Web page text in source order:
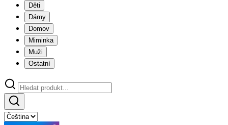
Děti
Dámy
Domov
Miminka
Muži
Ostatní